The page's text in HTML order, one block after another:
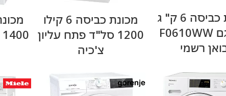
מכונת כביסה 6 ק" ג
LG דגם F0610WW
רשמי
מכונת כביסה 6 קילו
1200 סל"ד פתח עליון
צ'כיה